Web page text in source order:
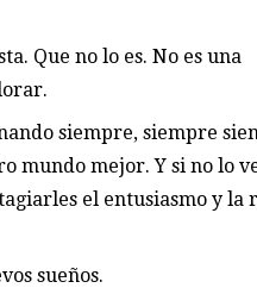
Que no lo es. No es una
siempre, siempre
mundo mejor. Y si no lo
el entusiasmo y la
sueños.